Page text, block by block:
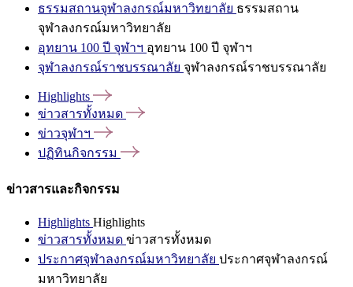
ธรรมสถานจุฬาลงกรณ์มหาวิทยาลัย ธรรมสถาน
จุฬาลงกรณ์มหาวิทยาลัย
อุทยาน 100 ปี จุฬาฯ อุทยาน 100 ปี จุฬาฯ
จุฬาลงกรณ์ราชบรรณาลัย จุฬาลงกรณ์ราชบรรณาลัย
Highlights
ข่าวสารทั้งหมด
ข่าวจุฬาฯ
ปฏิทินกิจกรรม
ข่าวสารและกิจกรรม
Highlights Highlights
ข่าวสารทั้งหมด ข่าวสารทั้งหมด
ประกาศจุฬาลงกรณ์มหาวิทยาลัย ประกาศจุฬาลงกรณ์
มหาวิทยาลัย